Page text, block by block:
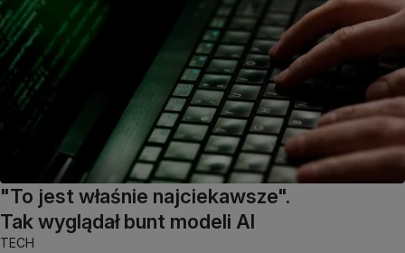
"To jest właśnie najciekawsze".
Tak wyglądał bunt modeli AI
TECH